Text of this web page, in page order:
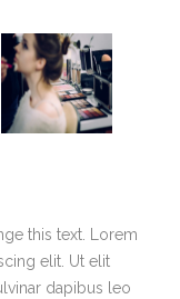
this text. Lorem
elit. Ut elit
dapibus leo